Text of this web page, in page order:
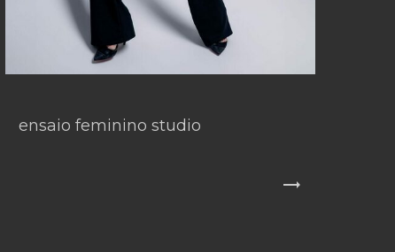
ensaio feminino studio
trending_flat